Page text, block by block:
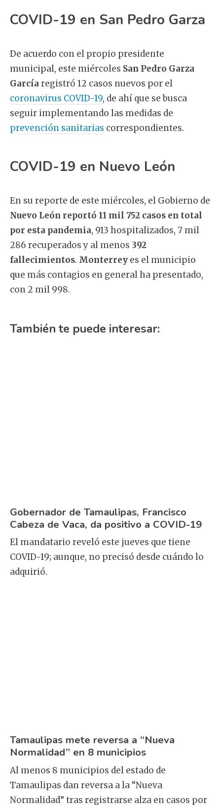
COVID-19 en San Pedro Garza
De acuerdo con el propio presidente
municipal, este miércoles San Pedro Garza
García registró 12 casos nuevos por el
coronavirus COVID-19, de ahí que se busca
seguir implementando las medidas de
prevención sanitarias correspondientes.
COVID-19 en Nuevo León
En su reporte de este miércoles, el Gobierno de
Nuevo León reportó 11 mil 752 casos en total
por esta pandemia, 913 hospitalizados, 7 mil
286 recuperados y al menos 392
fallecimientos. Monterrey es el municipio
que más contagios en general ha presentado,
con 2 mil 998.
También te puede interesar:
Gobernador de Tamaulipas, Francisco
Cabeza de Vaca, da positivo a COVID-19
El mandatario reveló este jueves que tiene
COVID-19; aunque, no precisó desde cuándo lo
adquirió.
Tamaulipas mete reversa a “Nueva
Normalidad” en 8 municipios
Al menos 8 municipios del estado de
Tamaulipas dan reversa a la “Nueva
Normalidad” tras registrarse alza en casos por